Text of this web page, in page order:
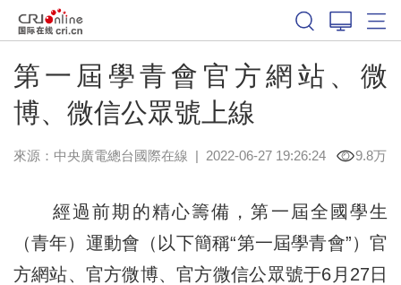
第一屆學青會官方網站、微
博、微信公眾號上線
來源：中央廣電總台國際在線 | 2022-06-27 19:26:24 9.8万
經過前期的精心籌備，第一屆全國學生
（青年）運動會（以下簡稱“第一屆學青會”）官
方網站、官方微博、官方微信公眾號于6月27日